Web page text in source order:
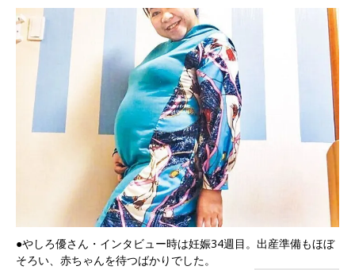
●やしろ優さん・インタビュー時は妊娠34週目。出産準備もほぼ
そろい、赤ちゃんを待つばかりでした。